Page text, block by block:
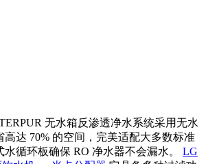
无水箱反渗透净水系统采用无水
达 70% 的空间，完美适配大多数标准
循环板确保 RO 净水器不会漏水。 LG